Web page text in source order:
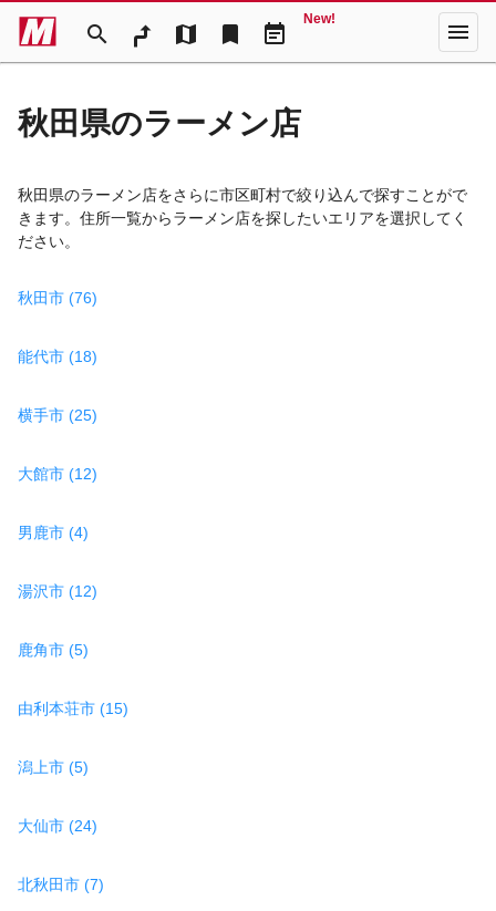
search map bookmark event_note
New! menu
秋田県のラーメン店
秋田県のラーメン店をさらに市区町村で絞り込んで探すことがで
きます。住所一覧からラーメン店を探したいエリアを選択してく
ださい。
秋田市 (76)
能代市 (18)
横手市 (25)
大館市 (12)
男鹿市 (4)
湯沢市 (12)
鹿角市 (5)
由利本荘市 (15)
潟上市 (5)
大仙市 (24)
北秋田市 (7)